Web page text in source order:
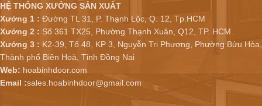
HỆ THỐNG XƯỞNG SẢN XUẤT
Xưởng 1 : Đường TL 31, P. Thạnh Lộc, Q. 12, Tp.HCM
Xưởng 2 : Số 361 TX25, Phường Thạnh Xuân, Q12, TP. HCM.
Xưởng 3 : K2-39, Tổ 48, KP 3, Nguyễn Tri Phương, Phường Bửu Hòa,
Thành phố Biên Hoà, Tỉnh Đồng Nai
Web: hoabinhdoor.com
Email :sales.hoabinhdoor@gmail.com